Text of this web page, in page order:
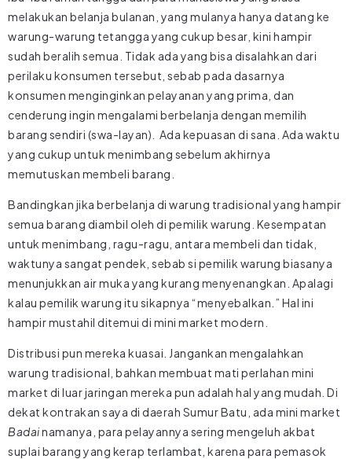
melakukan belanja bulanan, yang mulanya hanya datang ke
warung-warung tetangga yang cukup besar, kini hampir
sudah beralih semua. Tidak ada yang bisa disalahkan dari
perilaku konsumen tersebut, sebab pada dasarnya
konsumen menginginkan pelayanan yang prima, dan
cenderung ingin mengalami berbelanja dengan memilih
barang sendiri (swa-layan). Ada kepuasan di sana. Ada waktu
yang cukup untuk menimbang sebelum akhirnya
memutuskan membeli barang.
Bandingkan jika berbelanja di warung tradisional yang hampir
semua barang diambil oleh di pemilik warung. Kesempatan
untuk menimbang, ragu-ragu, antara membeli dan tidak,
waktunya sangat pendek, sebab si pemilik warung biasanya
menunjukkan air muka yang kurang menyenangkan. Apalagi
kalau pemilik warung itu sikapnya “menyebalkan.” Hal ini
hampir mustahil ditemui di mini market modern.
Distribusi pun mereka kuasai. Jangankan mengalahkan
warung tradisional, bahkan membuat mati perlahan mini
market di luar jaringan mereka pun adalah hal yang mudah. Di
dekat kontrakan saya di daerah Sumur Batu, ada mini market
Badainamanya, para pelayannya sering mengeluh akbat
suplai barang yang kerap terlambat, karena para pemasok